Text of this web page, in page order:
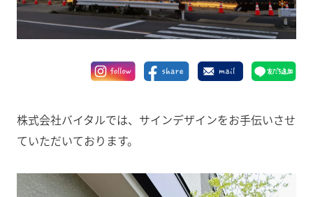
株式会社バイタルでは、サインデザインをお手伝いさせ
ていただいております。